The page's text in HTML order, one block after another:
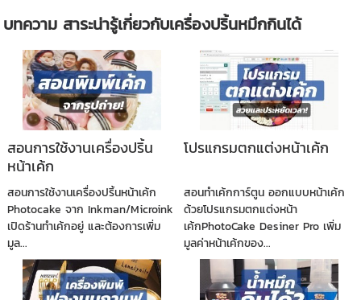
บทความ สาระน่ารู้เกี่ยวกับเครื่องปริ้นหมึกกินได้
สอนการใช้งานเครื่องปริ้น
หน้าเค้ก
สอนการใช้งานเครื่องปริ้นหน้าเค้ก
Photocake จาก Inkman/Microink
เปิดร้านทำเค้กอยู่ และต้องการเพิ่ม
มูล...
โปรแกรมตกแต่งหน้าเค้ก
สอนทำเค้กการ์ตูน ออกแบบหน้าเค้ก
ด้วยโปรแกรมตกแต่งหน้า
เค้กPhotoCake Desiner Pro เพิ่ม
มูลค่าหน้าเค้กของ...